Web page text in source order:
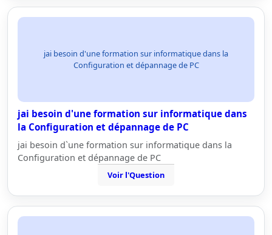
jai besoin d'une formation sur informatique dans la
Configuration et dépannage de PC
jai besoin d'une formation sur informatique dans
la Configuration et dépannage de PC
jai besoin d`une formation sur informatique dans la
Configuration et dépannage de PC
Voir l'Question